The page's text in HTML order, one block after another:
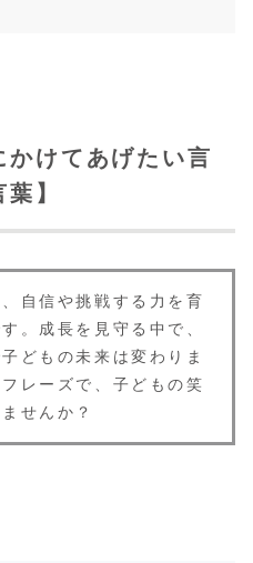
けてあげたい言
】
自信や挑戦する力を育
。成長を見守る中で、
どもの未来は変わりま
レーズで、子どもの笑
せんか？